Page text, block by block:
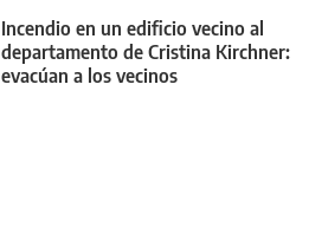
Incendio en un edificio vecino al
departamento de Cristina Kirchner:
evacúan a los vecinos